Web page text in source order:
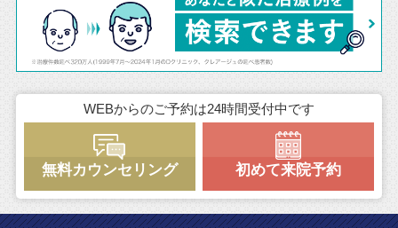
WEBからのご予約は24時間受付中です
無料カウンセリング 初めて来院予約